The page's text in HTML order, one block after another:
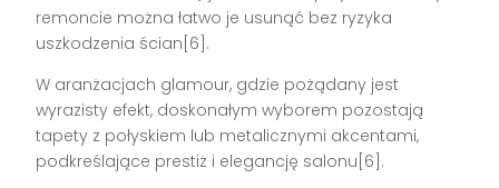
remoncie można łatwo je usunąć bez ryzyka
uszkodzenia ścian[6].
W aranżacjach glamour, gdzie pożądany jest
wyrazisty efekt, doskonałym wyborem pozostają
tapety z połyskiem lub metalicznymi akcentami,
podkreślające prestiż i elegancję salonu[6].